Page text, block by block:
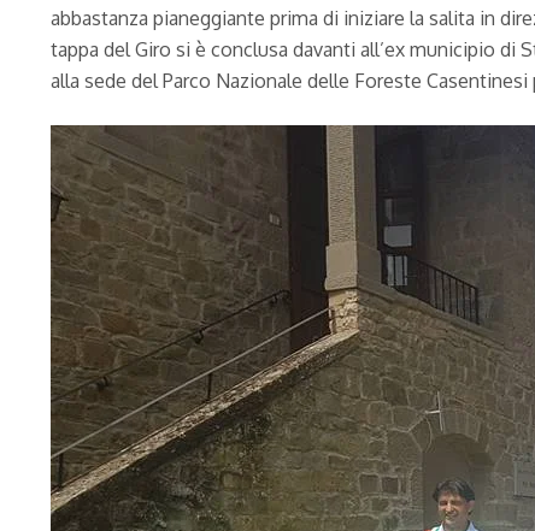
abbastanza pianeggiante prima di iniziare la salita in
tappa del Giro si è conclusa davanti all’ex municipio di
alla sede del Parco Nazionale delle Foreste